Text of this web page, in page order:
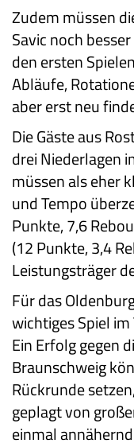
Zudem müssen
Savic noch
den ersten
Abläufe,
aber erst neu
Die Gäste aus
drei Niederlagen
müssen als eher
und Tempo
Punkte, 7,6
(12 Punkte, 3,4
Leistungsträger
Für das
wichtiges Spiel
Ein Erfolg gegen
Braunschweig
Rückrunde
geplagt von
einmal